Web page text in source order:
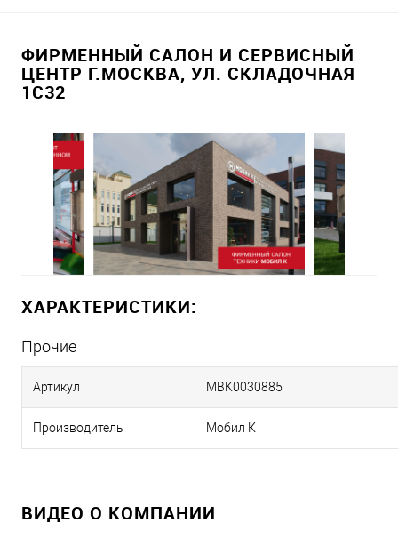
ФИРМЕННЫЙ САЛОН И СЕРВИСНЫЙ
ЦЕНТР Г.МОСКВА, УЛ. СКЛАДОЧНАЯ
1С32
ХАРАКТЕРИСТИКИ:
Прочие
Артикул MBK0030885
Производитель Мобил К
ВИДЕО О КОМПАНИИ